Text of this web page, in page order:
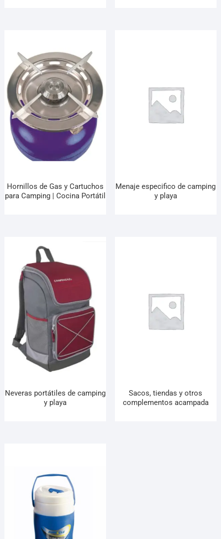
Hornillos de Gas y Cartuchos
para Camping | Cocina Portátil
Menaje especifico de camping
y playa
Neveras portátiles de camping
y playa
Sacos, tiendas y otros
complementos acampada